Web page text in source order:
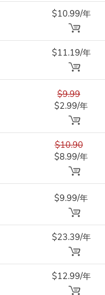
$10.99/年
$11.19/年
$9.99
$2.99/年
$10.90
$8.99/年
$9.99/年
$23.39/年
$12.99/年